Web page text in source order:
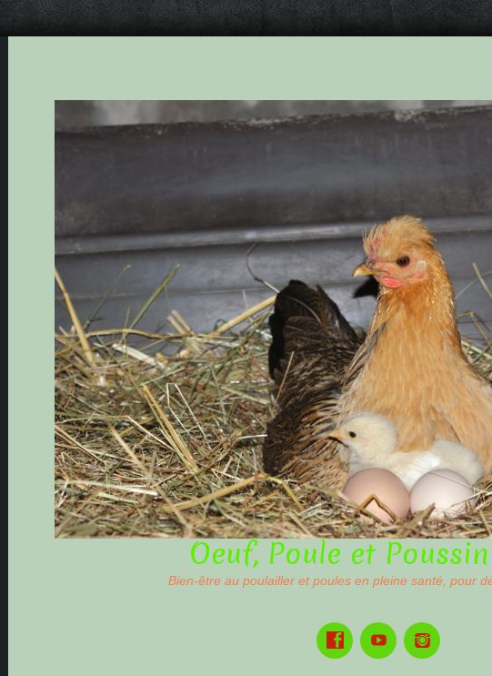
Oeuf, Poule et
Bien-être au poulailler et poules en pleine santé, pour